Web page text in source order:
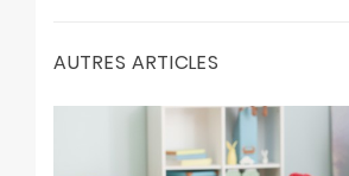
AUTRES ARTICLES